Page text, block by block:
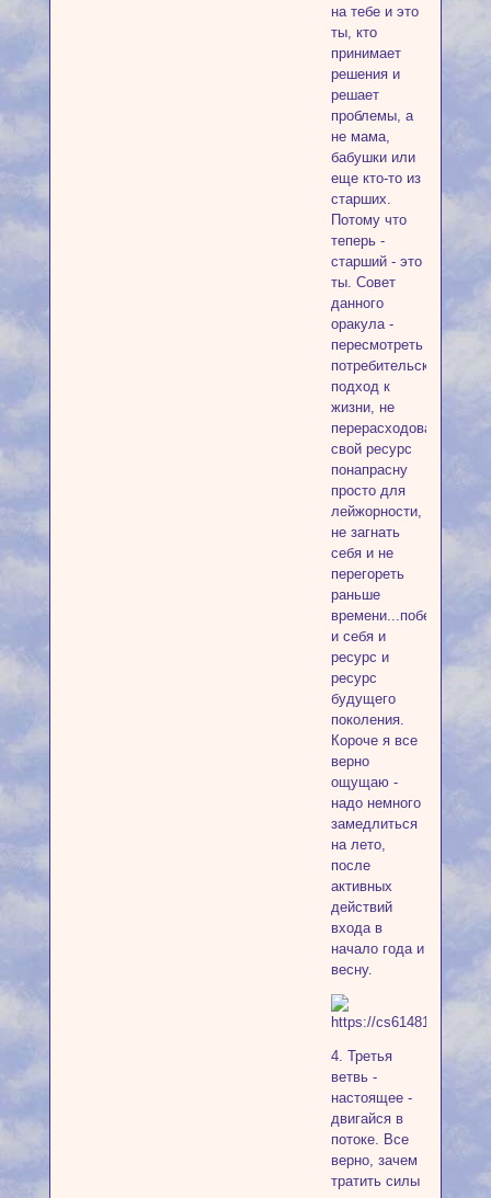
на тебе и это
ты, кто
принимает
решения и
решает
проблемы, а
не мама,
бабушки или
еще кто-то из
старших.
Потому что
теперь -
старший - это
ты. Совет
данного
оракула -
пересмотреть
потребительский
подход к
жизни, не
перерасходовать
свой ресурс
понапрасну
просто для
лейжорности,
не загнать
себя и не
перегореть
раньше
времени...поберечь
и себя и
ресурс и
ресурс
будущего
поколения.
Короче я все
верно
ощущаю -
надо немного
замедлиться
на лето,
после
активных
действий
входа в
начало года и
весну.
4. Третья
ветвь -
настоящее -
двигайся в
потоке. Все
верно, зачем
тратить силы